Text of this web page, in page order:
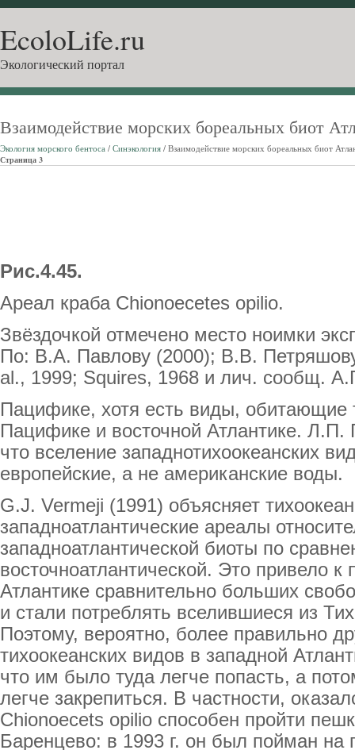
EcoloLife.ru
Экологический портал
Взаимодействие морских бореальных биот
Экология морского бентоса / Синэкология / Взаимодействие морских бореальных биот
Страница 3
Рис.4.45.
Ареал краба Chionoecetes opilio.
Звёздочкой отмечено место ноимки
По: В.А. Павлову (2000); В.В.
al., 1999; Squires, 1968 и лич. сообщ.
Пацифике, хотя есть виды, обитающие
Пацифике и восточной Атлантике. Л.П.
что вселение западнотихоокеанских
европейские, а не американские воды.
G.J. Vermeji (1991) объясняет
западноатлантические ареалы
западноатлантической биоты по
восточноатлантической. Это привело
Атлантике сравнительно больших
и стали потреблять вселившиеся из
Поэтому, вероятно, более правильно
тихоокеанских видов в западной
что им было туда легче попасть, а
легче закрепиться. В частности,
Chionoecets opilio способен пройти
Баренцево: в 1993 г. он был пойман на